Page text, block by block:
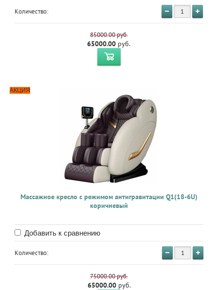
Количество:
85000.00руб.
65000.00 руб.
АКЦИЯ
Массажное кресло с режимом антигравитации Q1(18-6U)
коричневый
Добавить к сравнению
Количество:
75000.00руб.
65000.00руб.